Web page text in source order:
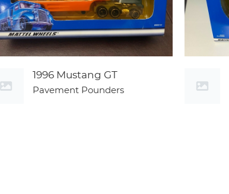
1996 Mustang GT
Pavement Pounders